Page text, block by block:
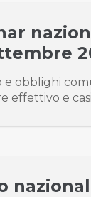
e obblighi
effettivo e